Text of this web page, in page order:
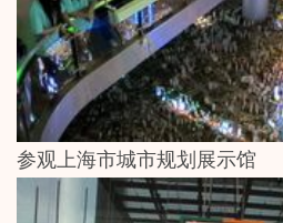
参观上海市城市规划展示馆